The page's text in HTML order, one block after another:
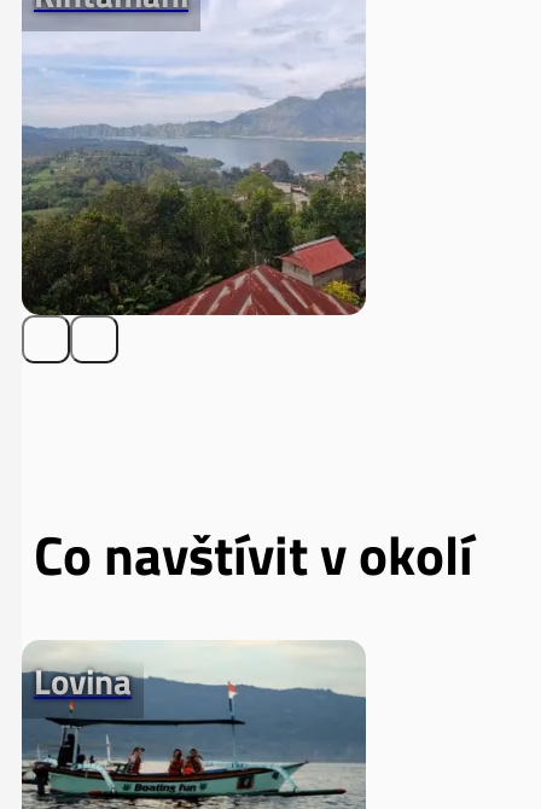
Co navštívit v okolí
Lovina